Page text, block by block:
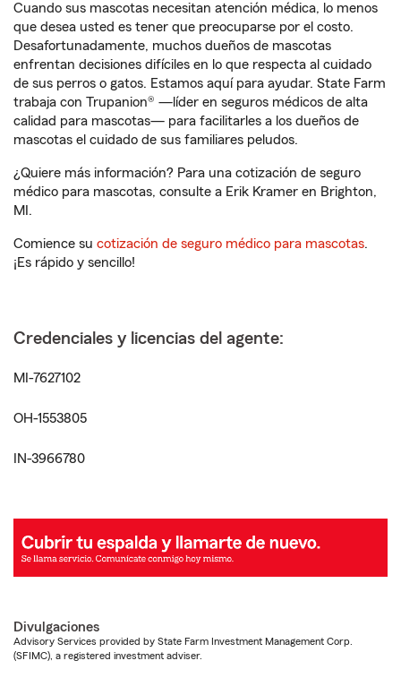
Cuando sus mascotas necesitan atención médica, lo menos
que desea usted es tener que preocuparse por el costo.
Desafortunadamente, muchos dueños de mascotas
enfrentan decisiones difíciles en lo que respecta al cuidado
de sus perros o gatos. Estamos aquí para ayudar. State Farm
trabaja con Trupanion® —líder en seguros médicos de alta
calidad para mascotas— para facilitarles a los dueños de
mascotas el cuidado de sus familiares peludos.
¿Quiere más información? Para una cotización de seguro
médico para mascotas, consulte a Erik Kramer en Brighton,
MI.
Comience su cotización de seguro médico para mascotas.
¡Es rápido y sencillo!
Credenciales y licencias del agente:
MI-7627102
OH-1553805
IN-3966780
Divulgaciones
Advisory Services provided by State Farm Investment Management Corp.
(SFIMC), a registered investment adviser.